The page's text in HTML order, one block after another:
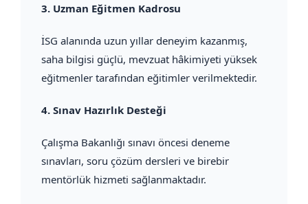
3. Uzman Eğitmen Kadrosu
İSG alanında uzun yıllar deneyim kazanmış,
saha bilgisi güçlü, mevzuat hâkimiyeti yüksek
eğitmenler tarafından eğitimler verilmektedir.
4. Sınav Hazırlık Desteği
Çalışma Bakanlığı sınavı öncesi deneme
sınavları, soru çözüm dersleri ve birebir
mentörlük hizmeti sağlanmaktadır.